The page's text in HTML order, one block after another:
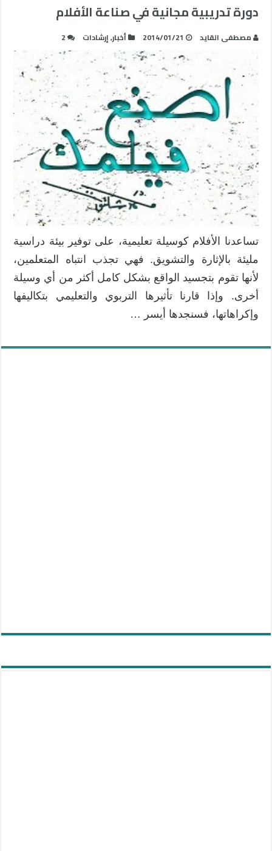
دورة تدريبية مجانية في صناعة الأفلام
مصطفى القايد 2014/01/21 أخبار,إرشادات 2
تساعدنا الأفلام كوسيلة تعليمية، على توفير بيئة دراسية
مليئة بالإثارة والتشويق. فهي تجذب انتباه المتعلمين،
لأنها تقوم بتجسيد الواقع بشكل كامل أكثر من أي وسيلة
أخرى. وإذا قارنا تأثيرها التربوي والتعليمي بتكاليفها
وإكراهاتها، فسنجدها أيسر …